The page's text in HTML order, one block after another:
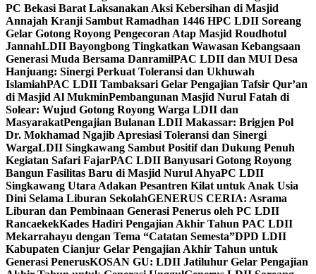
PC Bekasi Barat Laksanakan Aksi Kebersihan di Masjid
Annajah Kranji Sambut Ramadhan 1446 HPC LDII Soreang
Gelar Gotong Royong Pengecoran Atap Masjid Roudhotul
JannahLDII Bayongbong Tingkatkan Wawasan Kebangsaan
Generasi Muda Bersama DanramilPAC LDII dan MUI Desa
Hanjuang: Sinergi Perkuat Toleransi dan Ukhuwah
IslamiahPAC LDII Tambaksari Gelar Pengajian Tafsir Qur’an
di Masjid Al MukminPembangunan Masjid Nurul Fatah di
Solear: Wujud Gotong Royong Warga LDII dan
MasyarakatPengajian Bulanan LDII Makassar: Brigjen Pol
Dr. Mokhamad Ngajib Apresiasi Toleransi dan Sinergi
WargaLDII Singkawang Sambut Positif dan Dukung Penuh
Kegiatan Safari FajarPAC LDII Banyusari Gotong Royong
Bangun Fasilitas Baru di Masjid Nurul AhyaPC LDII
Singkawang Utara Adakan Pesantren Kilat untuk Anak Usia
Dini Selama Liburan SekolahGENERUS CERIA: Asrama
Liburan dan Pembinaan Generasi Penerus oleh PC LDII
RancaekekKades Hadiri Pengajian Akhir Tahun PAC LDII
Mekarrahayu dengan Tema “Catatan Semesta”DPD LDII
Kabupaten Cianjur Gelar Pengajian Akhir Tahun untuk
Generasi PenerusKOSAN GU: LDII Jatiluhur Gelar Pengajian